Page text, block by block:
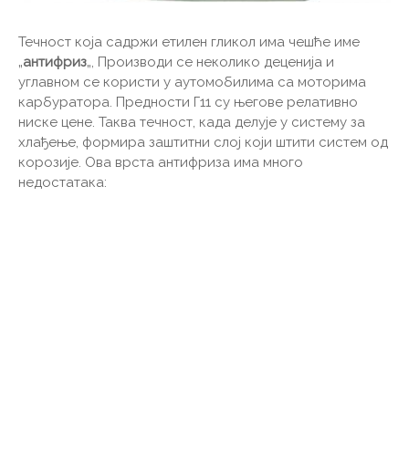
Течност која садржи етилен гликол има чешће име
„антифриз„, Производи се неколико деценија и
углавном се користи у аутомобилима са моторима
карбуратора. Предности Г11 су његове релативно
ниске цене. Таква течност, када делује у систему за
хлађење, формира заштитни слој који штити систем од
корозије. Ова врста антифриза има много
недостатака: